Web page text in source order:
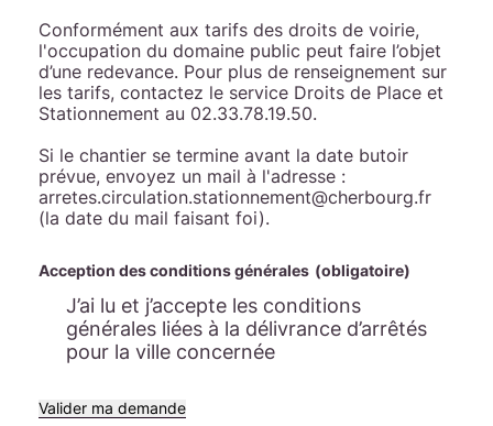
Conformément aux tarifs des droits de voirie,
l'occupation du domaine public peut faire l’objet
d’une redevance. Pour plus de renseignement sur
les tarifs, contactez le service Droits de Place et
Stationnement au 02.33.78.19.50.
Si le chantier se termine avant la date butoir
prévue, envoyez un mail à l'adresse :
arretes.circulation.stationnement@cherbourg.fr
(la date du mail faisant foi).
Acception des conditions générales (obligatoire)
J’ai lu et j’accepte les conditions
générales liées à la délivrance d’arrêtés
pour la ville concernée